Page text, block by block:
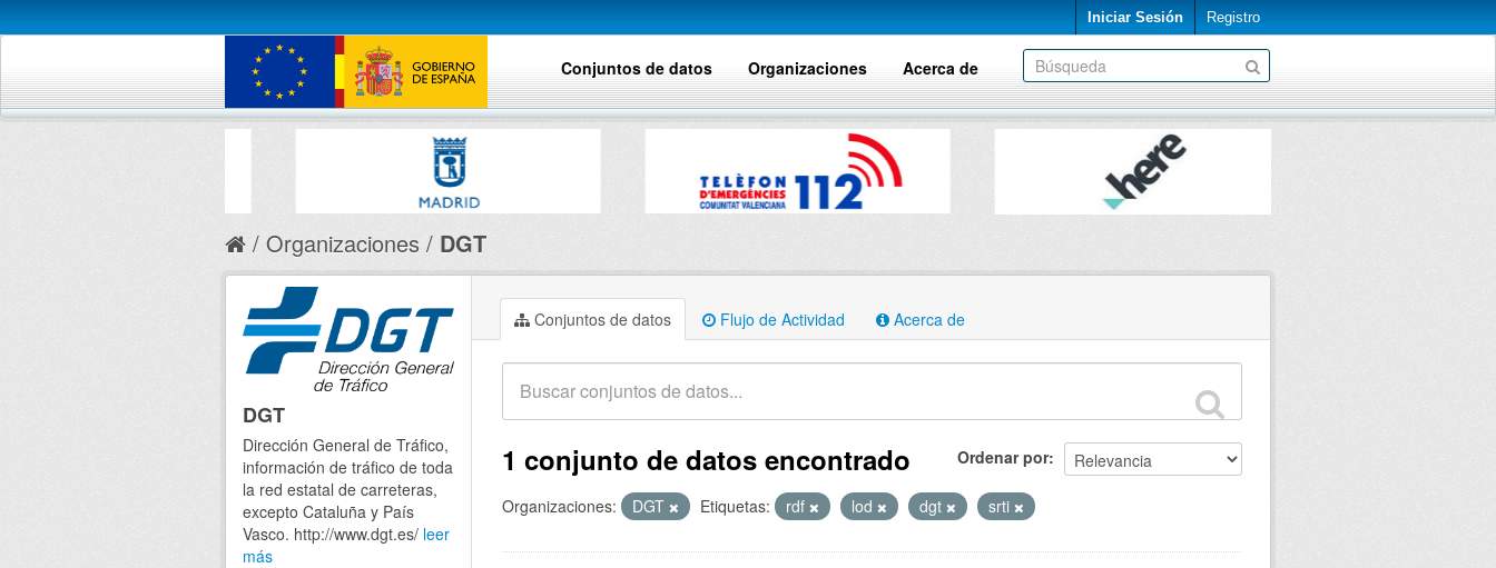
Iniciar Sesión Registro
Conjuntos de datos Organizaciones Acerca de
Organizaciones DGT
Conjuntos de datos Flujo de Actividad Acerca de
Ordenar por
1 conjunto de datos encontrado
Organizaciones: DGT Etiquetas: rdf lod dgt srti
DGT
Dirección General de Tráfico,
información de tráfico de toda
la red estatal de carreteras,
excepto Cataluña y País
Vasco. http://www.dgt.es/ leer
más